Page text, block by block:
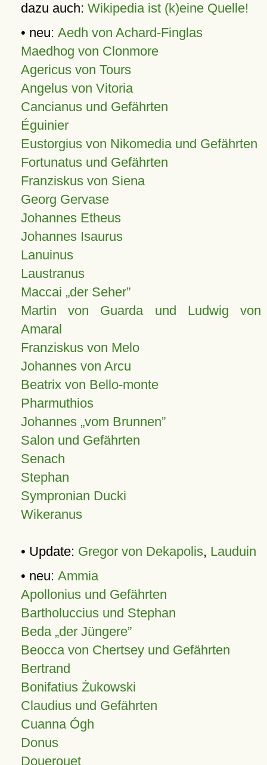
dazu auch: Wikipedia ist (k)eine Quelle!
• neu: Aedh von Achard-Finglas
Maedhog von Clonmore
Agericus von Tours
Angelus von Vitoria
Cancianus und Gefährten
Éguinier
Eustorgius von Nikomedia und Gefährten
Fortunatus und Gefährten
Franziskus von Siena
Georg Gervase
Johannes Etheus
Johannes Isaurus
Lanuinus
Laustranus
Maccai „der Seher”
Martin von Guarda und Ludwig von
Amaral
Franziskus von Melo
Johannes von Arcu
Beatrix von Bello-monte
Pharmuthios
Johannes vom Brunnen
Salon und Gefährten
Senach
Stephan
Sympronian Ducki
Wikeranus
• Update: Gregor von Dekapolis, Lauduin
• neu: Ammia
Apollonius und Gefährten
Bartholuccius und Stephan
Beda „der Jüngere”
Beocca von Chertsey und Gefährten
Bertrand
Bonifatius Żukowski
Claudius und Gefährten
Cuanna Ógh
Donus
Douerouet